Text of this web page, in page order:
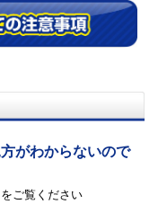
がわからないので
ご覧ください